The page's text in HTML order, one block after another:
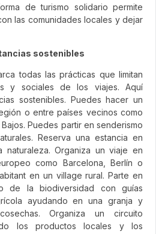
de turismo solidario permite
las comunidades locales y dejar
sostenibles
todas las prácticas que limitan
y sociales de los viajes. Aquí
sostenibles. Puedes hacer un
o entre países vecinos como
Puedes partir en senderismo
Reserva una estancia en
naturaleza. Organiza un viaje en
como Barcelona, Berlín o
en un village rural. Parte en
de la biodiversidad con guías
ayudando en una granja y
Organiza un circuito
los productos locales y los